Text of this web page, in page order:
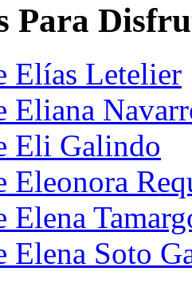
Para
Elías Letelier
Eliana
Eli Galindo
Eleonora
Elena
Elena Soto